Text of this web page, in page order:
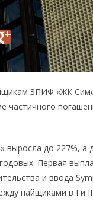
ЗПИФ «ЖК
до 227%, а
Первая
и ввода
пайщиками в I и II